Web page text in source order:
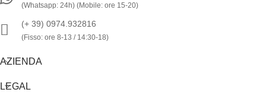
inclusa
(Whatsapp: 24h) (Mobile: ore 15-20)
(+ 39) 0974.932816
(Fisso: ore 8-13 / 14:30-18)
AZIENDA
LEGAL